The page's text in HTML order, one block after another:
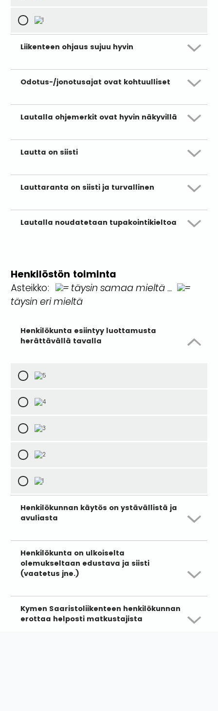
Liikenteen ohjaus sujuu hyvin
Odotus-/jonotusajat ovat kohtuulliset
Lautalla ohjemerkit ovat hyvin näkyvillä
Lautta on siisti
Lauttaranta on siisti ja turvallinen
Lautalla noudatetaan tupakointikieltoa
Henkilöstön toiminta
Asteikko:
= täysin samaa mieltä ...
=
täysin eri mieltä
Henkilökunta esiintyy luottamusta
herättävällä tavalla
Henkilökunnan käytös on ystävällistä ja
avuliasta
Henkilökunta on ulkoiselta
olemukseltaan edustava ja siisti
(vaatetus jne.)
Kymen Saaristoliikenteen henkilökunnan
erottaa helposti matkustajista